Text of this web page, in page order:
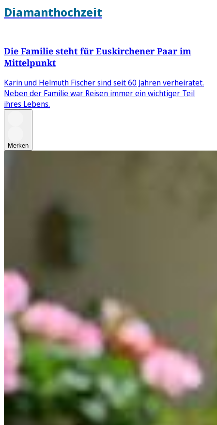
Diamanthochzeit
Die Familie steht für Euskirchener Paar im
Mittelpunkt
Karin und Helmuth Fischer sind seit 60 Jahren verheiratet.
Neben der Familie war Reisen immer ein wichtiger Teil
ihres Lebens.
Merken